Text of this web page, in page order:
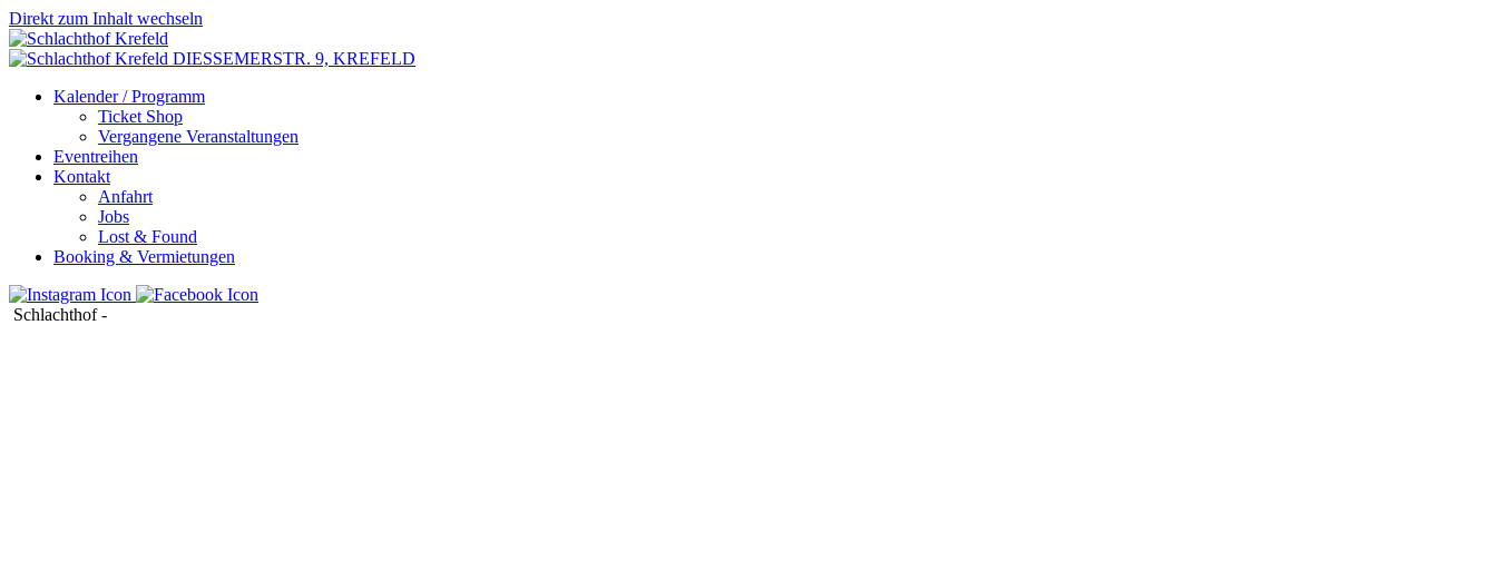
Direkt zum Inhalt wechseln
DIESSEMERSTR. 9, KREFELD
Kalender / Programm
Ticket Shop
Vergangene Veranstaltungen
Eventreihen
Kontakt
Anfahrt
Jobs
Lost & Found
Booking & Vermietungen
Schlachthof-